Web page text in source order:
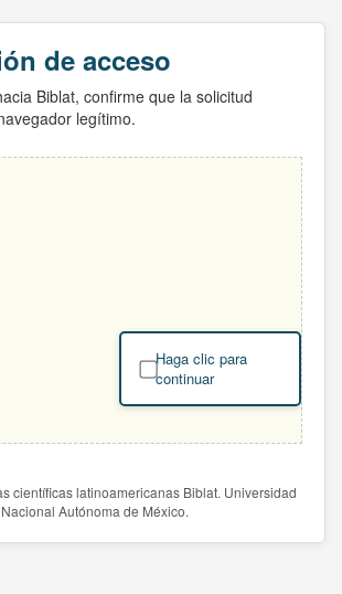
de acceso
Biblat, confirme que la solicitud
legítimo.
Haga clic para
continuar
científicas latinoamericanas Biblat. Universidad
Nacional Autónoma de México.